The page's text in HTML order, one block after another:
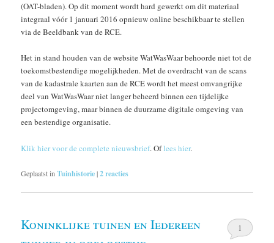
(OAT-bladen). Op dit moment wordt hard gewerkt om dit materiaal
integraal vóór 1 januari 2016 opnieuw online beschikbaar te stellen
via de Beeldbank van de RCE.
Het in stand houden van de website WatWasWaar behoorde niet tot de
toekomstbestendige mogelijkheden. Met de overdracht van de scans
van de kadastrale kaarten aan de RCE wordt het meest omvangrijke
deel van WatWasWaar niet langer beheerd binnen een tijdelijke
projectomgeving, maar binnen de duurzame digitale omgeving van
een bestendige organisatie.
Klik hier voor de complete nieuwsbrief. Oflees hier.
Geplaatst in Tuinhistorie|2reacties
Koninklijke tuinen en Iedereen
1